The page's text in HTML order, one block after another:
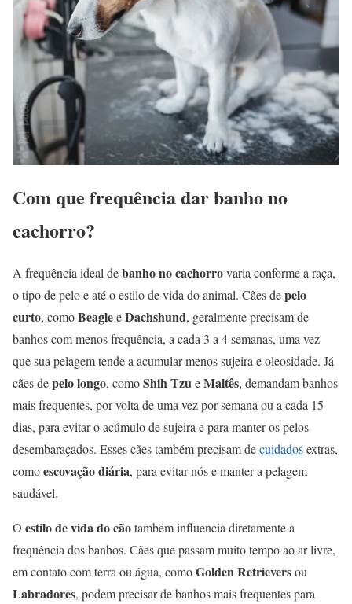
Com que frequência dar banho no
cachorro?
A frequência ideal debanho no cachorrovaria conforme a raça,
o tipo de pelo e até o estilo de vida do animal. Cães depelo
curto, comoBeagleeDachshund, geralmente precisam de
banhos com menos frequência, a cada 3 a 4 semanas, uma vez
que sua pelagem tende a acumular menos sujeira e oleosidade. Já
cães depelo longo, comoShih TzueMaltês, demandam banhos
mais frequentes, por volta de uma vez por semana ou a cada 15
dias, para evitar o acúmulo de sujeira e para manter os pelos
desembaraçados. Esses cães também precisam decuidadosextras,
comoescovação diária, para evitar nós e manter a pelagem
saudável.
O estilo de vida do cãotambém influencia diretamente a
frequência dos banhos. Cães que passam muito tempo ao ar livre,
em contato com terra ou água, comoGolden Retrieversou
Labradores, podem precisar de banhos mais frequentes para